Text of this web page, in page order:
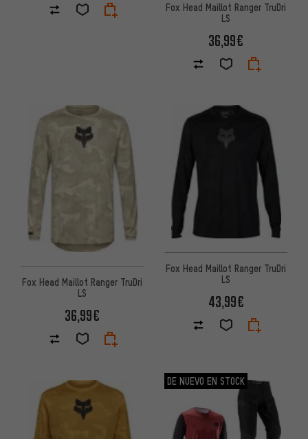
Fox Head Maillot Ranger TruDri
LS
36,99€
Fox Head Maillot Ranger TruDri
LS
36,99€
Fox Head Maillot Ranger TruDri
LS
43,99€
DE NUEVO EN STOCK